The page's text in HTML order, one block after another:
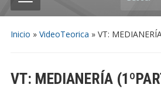
Inicio » VideoTeorica » VT:
VT: MEDIANERÍA